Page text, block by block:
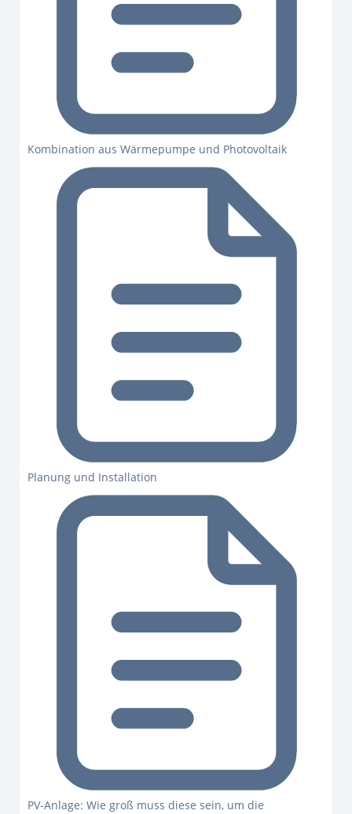
Kombination aus Wärmepumpe und Photovoltaik
Planung und Installation
PV-Anlage: Wie groß muss diese sein, um die